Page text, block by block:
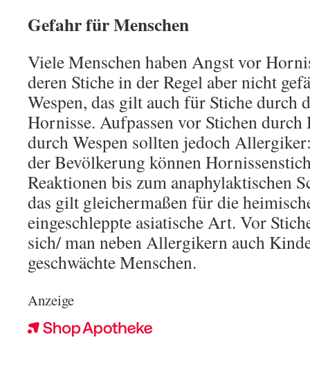
Gefahr für Menschen
Viele Menschen haben Angst vor
deren Stiche in der Regel aber nicht
Wespen, das gilt auch für Stiche durch
Hornisse. Aufpassen vor Stichen durch
durch Wespen sollten jedoch
der Bevölkerung können
Reaktionen bis zum anaphylaktischen
das gilt gleichermaßen für die
eingeschleppte asiatische Art. Vor
sich/ man neben Allergikern auch
geschwächte Menschen.
Anzeige